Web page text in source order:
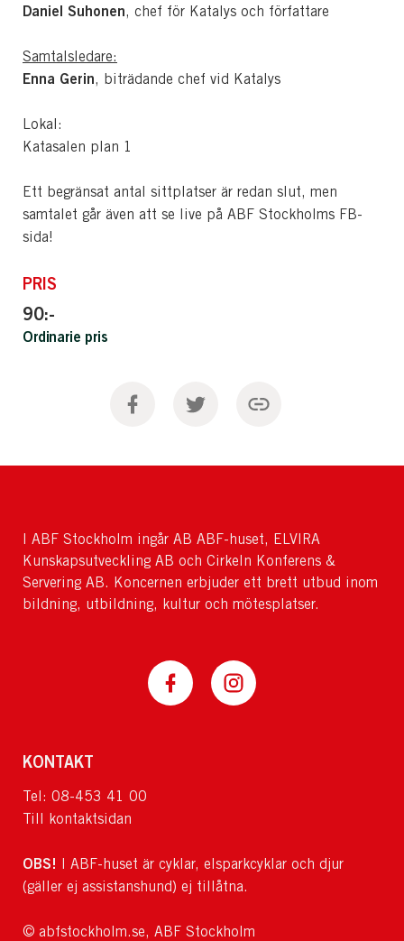
Daniel Suhonen, chef för Katalys och författare
Samtalsledare:
Enna Gerin, biträdande chef vid Katalys
Lokal:
Katasalen plan 1
Ett begränsat antal sittplatser är redan slut, men
samtalet går även att se live på ABF Stockholms FB-
sida!
PRIS
90:-
Ordinarie pris
I ABF Stockholm ingår AB ABF-huset, ELVIRA
Kunskapsutveckling AB och Cirkeln Konferens &
Servering AB. Koncernen erbjuder ett brett utbud inom
bildning, utbildning, kultur och mötesplatser.
KONTAKT
Tel: 08-453 41 00
Till kontaktsidan
OBS! I ABF-huset är cyklar, elsparkcyklar och djur
(gäller ej assistanshund) ej tillåtna.
© abfstockholm.se, ABF Stockholm